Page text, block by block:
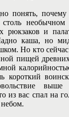
понять,
необычном
рюкзаков и
каша, но
Но кто сейчас
пищей
короткий
выше
из вас спал на